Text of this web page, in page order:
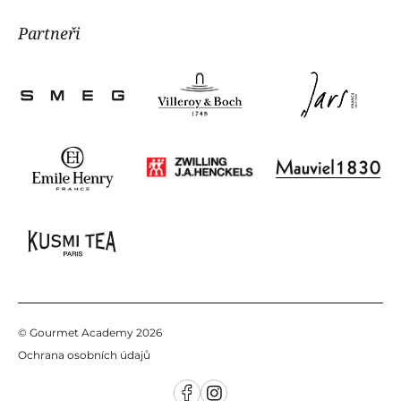
tel:
+420 725 855 200
info@gourmetacademy.cz
Partneři
© Gourmet Academy 2026
Ochrana osobních údajů